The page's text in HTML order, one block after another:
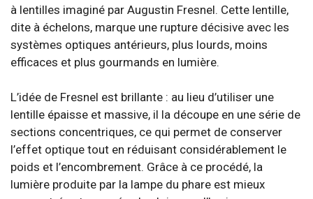
à lentilles imaginé par Augustin Fresnel. Cette lentille,
dite à échelons, marque une rupture décisive avec les
systèmes optiques antérieurs, plus lourds, moins
efficaces et plus gourmands en lumière.
L’idée de Fresnel est brillante : au lieu d’utiliser une
lentille épaisse et massive, il la découpe en une série de
sections concentriques, ce qui permet de conserver
l’effet optique tout en réduisant considérablement le
poids et l’encombrement. Grâce à ce procédé, la
lumière produite par la lampe du phare est mieux